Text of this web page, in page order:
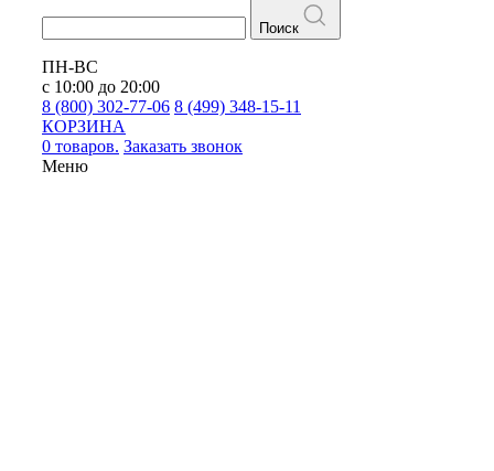
Поиск
ПН-ВС
с 10:00 до 20:00
8 (800) 302-77-06 8 (499) 348-15-11
КОРЗИНА
0 товаров. Заказать звонок
Меню